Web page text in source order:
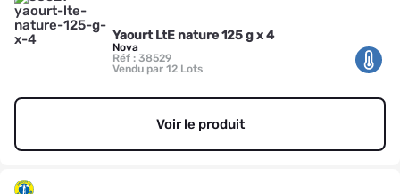
Yaourt LtE nature 125 g x 4
Nova
Réf : 38529
Vendu par 12 Lots
Voir le produit